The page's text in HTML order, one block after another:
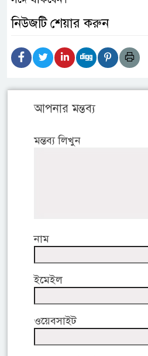
নিউজটি শেয়ার করুন
আপনার মন্তব্য
মন্তব্য লিখুন
নাম
ইমেইল
ওয়েবসাইট